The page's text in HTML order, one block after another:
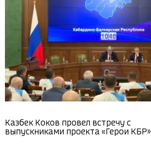
Казбек Коков провел встречу с
выпускниками проекта «Герои КБР»